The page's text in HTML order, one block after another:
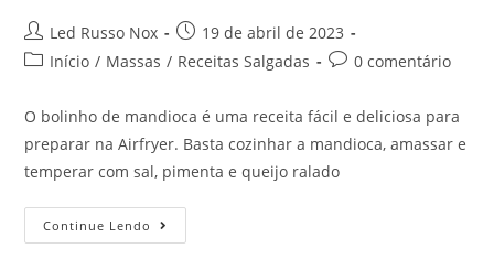
Led Russo Nox
19 de abril de 2023
Início / Massas / Receitas Salgadas 0 comentário
O bolinho de mandioca é uma receita fácil e deliciosa para
preparar na Airfryer. Basta cozinhar a mandioca, amassar e
temperar com sal, pimenta e queijo ralado
Continue Lendo